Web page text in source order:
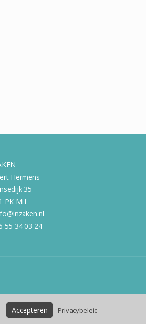
Hermens
35
PK Mill
55 34 03 24
Accepteren Privacybeleid